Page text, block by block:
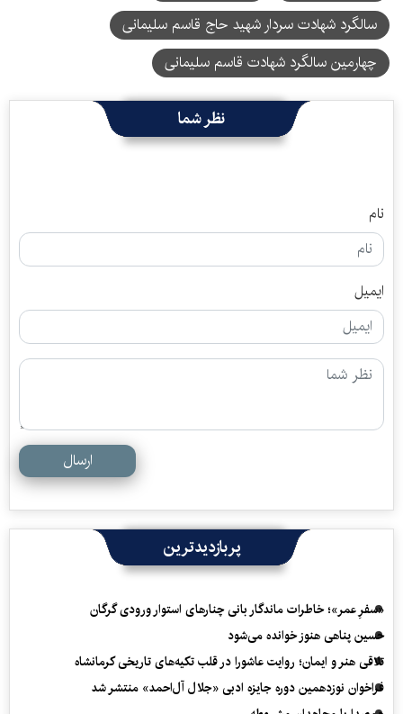
سالگرد شهادت سردار شهید حاج قاسم سلیمانی
چهارمین سالگرد شهادت قاسم سلیمانی
نظر شما
نام
ایمیل
ارسال
پربازدیدترین
«سفرِ عمر»؛ خاطرات ماندگار بانی چنارهای استوار ورودی گرگان
حسین پناهی هنوز خوانده می‌شود
تلاقی هنر و ایمان؛ روایت عاشورا در قلب تکیه‌های تاریخی کرمانشاه
فراخوان نوزدهمین دوره جایزه ادبی «جلال آل‌احمد» منتشر شد